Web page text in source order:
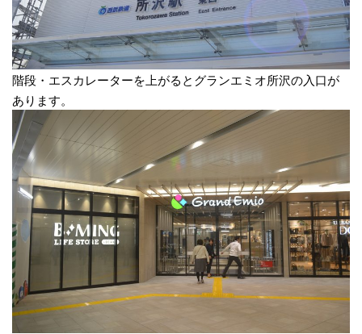
階段・エスカレーターを上がるとグランエミオ所沢の入口が
あります。